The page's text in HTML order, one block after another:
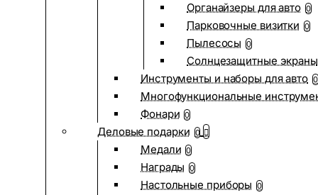
Органайзеры для авто 0
Парковочные визитки 0
Пылесосы 0
Солнцезащитные экраны
Инструменты и наборы для авто 0
Многофункциональные
Фонари 0
Деловые подарки 0
Медали 0
Награды 0
Настольные приборы 0